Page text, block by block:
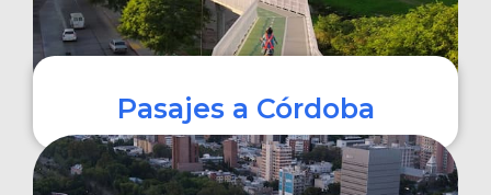
Pasajes a Córdoba
COMPRAR